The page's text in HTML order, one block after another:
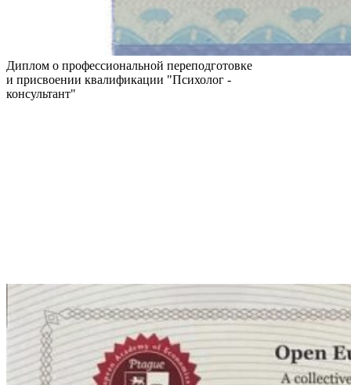
Диплом о профессиональной переподготовке
и присвоении квалификации "Психолог -
консультант"